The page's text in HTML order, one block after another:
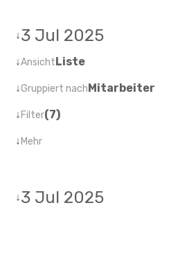
↓3 Jul 2025
↓AnsichtListe
↓Gruppiert nachMitarbeiter
↓Filter(7)
↓Mehr
↓3 Jul 2025